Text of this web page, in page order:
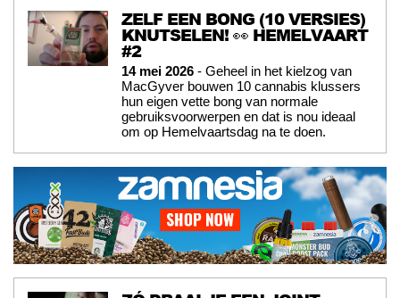
ZELF EEN BONG (10 VERSIES)
KNUTSELEN! 👀 HEMELVAART
#2
14 mei 2026 - Geheel in het kielzog van
MacGyver bouwen 10 cannabis klussers
hun eigen vette bong van normale
gebruiksvoorwerpen en dat is nou ideaal
om op Hemelvaartsdag na te doen.